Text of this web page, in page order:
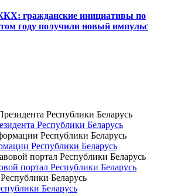
гражданские инициативы по
году получили новый импульс
Республики Беларусь
Республики Беларусь
портал Республики Беларусь
Беларусь